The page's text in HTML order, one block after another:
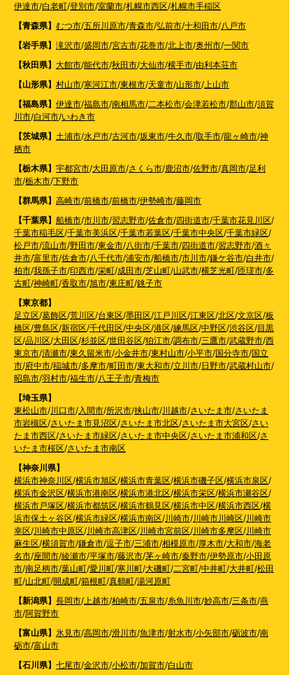
伊達市/白老町/登別市/室蘭市/札幌市西区/札幌市手稲区
【青森県】 むつ市/五所川原市/青森市/弘前市/十和田市/八戸市
【岩手県】 滝沢市/盛岡市/宮古市/花巻市/北上市/奥州市/一関市
【秋田県】 大館市/能代市/秋田市/大仙市/横手市/由利本荘市
【山形県】 村山市/寒河江市/東根市/天童市/山形市/上山市
【福島県】 伊達市/福島市/南相馬市/二本松市/会津若松市/郡山市/須賀
川市/白河市/いわき市
【茨城県】 土浦市/水戸市/古河市/坂東市/牛久市/取手市/龍ヶ崎市/神
栖市
【栃木県】 宇都宮市/大田原市/さくら市/鹿沼市/佐野市/真岡市/足利
市/栃木市/下野市
【群馬県】 高崎市/前橋市/前橋市/伊勢崎市/藤岡市
【千葉県】 船橋市/市川市/習志野市/佐倉市/四街道市/千葉市花見川区/
千葉市稲毛区/千葉市美浜区/千葉市若葉区/千葉市中央区/千葉市緑区/
松戸市/流山市/野田市/東金市/八街市/千葉市/四街道市/習志野市/酒々
井市/富里市/佐倉市/八千代市/浦安市/船橋市/市川市/鎌ケ谷市/白井市/
柏市/我孫子市/印西市/栄町/成田市/芝山町/山武市/横芝光町/匝瑳市/多
古町/神崎町/香取市/旭市/東庄町/銚子市
【東京都】
足立区/葛飾区/荒川区/台東区/墨田区/江戸川区/江東区/北区/文京区/板
橋区/豊島区/新宿区/千代田区/中央区/港区/練馬区/中野区/渋谷区/目黒
区/品川区/大田区/杉並区/世田谷区/狛江市/調布市/三鷹市/武蔵野市/西
東京市/清瀬市/東久留米市/小金井市/東村山市/小平市/国分寺市/国立
市/府中市/稲城市/多摩市/町田市/東大和市/立川市/日野市/武蔵村山市/
昭島市/羽村市/福生市/八王子市/青梅市
【埼玉県】
東松山市/川口市/入間市/所沢市/挟山市/川越市/さいたま市/さいたま
市岩槻区/さいたま市見沼区/さいたま市北区/さいたま市大宮区/さい
たま市西区/さいたま市緑区/さいたま市中央区/さいたま市浦和区/さ
いたま市桜区/さいたま市南区
【神奈川県】
横浜市神奈川区/横浜市旭区/横浜市青葉区/横浜市磯子区/横浜市泉区/
横浜市金沢区/横浜市港南区/横浜市港北区/横浜市栄区/横浜市瀬谷区/
横浜市戸塚区/横浜市都筑区/横浜市鶴見区/横浜市中区/横浜市西区/横
浜市保土ヶ谷区/横浜市緑区/横浜市南区/川崎市/川崎市川崎区/川崎市
幸区/川崎市中原区/川崎市高津区/川崎市宮前区/川崎市多摩区/川崎市
麻生区/横須賀市/鎌倉市/逗子市/三浦市/相模原市/厚木市/大和市/海老
名市/座間市/綾瀬市/平塚市/藤沢市/茅ヶ崎市/秦野市/伊勢原市/小田原
市/南足柄市/葉山町/愛川町/寒川町/大磯町/二宮町/中井町/大井町/松田
町/山北町/開成町/箱根町/真鶴町/湯河原町
【新潟県】 長岡市/上越市/柏崎市/五泉市/糸魚川市/妙高市/三条市/燕
市/阿賀野市
【富山県】 氷見市/高岡市/滑川市/魚津市/射水市/小矢部市/砺波市/南
砺市/富山市
【石川県】 七尾市/金沢市/小松市/加賀市/白山市